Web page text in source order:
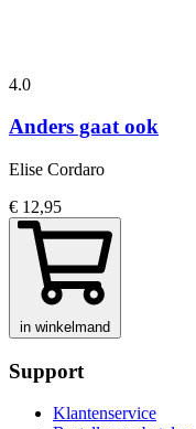
4.0
Anders gaat ook
Elise Cordaro
€ 12,95
in winkelmand
Support
Klantenservice